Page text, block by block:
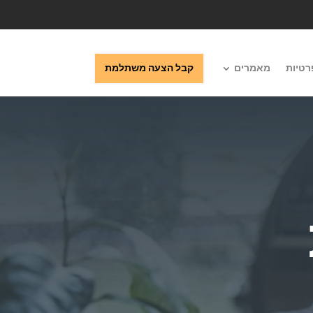
מאמרים קבל הצעה משתלמת